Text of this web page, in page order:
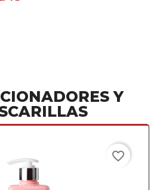
Y
favorite_border